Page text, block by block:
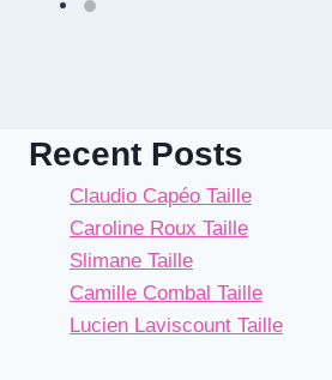
Recent Posts
Claudio Capéo Taille
Caroline Roux Taille
Slimane Taille
Camille Combal Taille
Lucien Laviscount Taille